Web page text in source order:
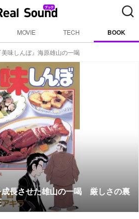
MOVIE TECH BOOK
美味しんぼ』海原雄山の一喝
成長させた雄山の一喝 厳しさの裏